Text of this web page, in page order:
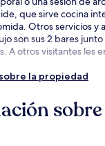
que sirve cocina
Otros servicios y
son sus 2 bares junto
A otros visitantes les
la propiedad